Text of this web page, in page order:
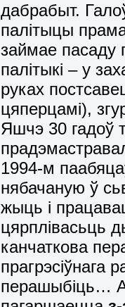
дабрабыт.
палітыцы
займае пасаду
палітыкі – у
руках
цяперцамі),
Яшчэ 30 гадоў
1994-м
нябачаную ў
жыць і
цярплівасьць
канчаткова
прагрэсіўнага
перашыбіць…